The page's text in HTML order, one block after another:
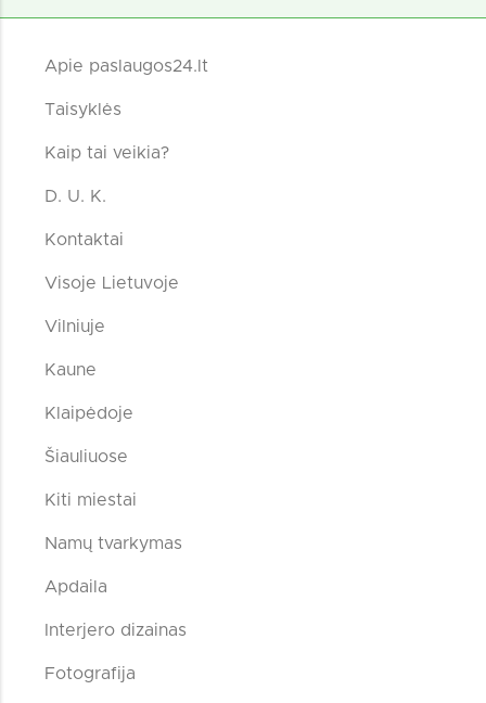
Apie paslaugos24.lt
Taisyklės
Kaip tai veikia?
D. U. K.
Kontaktai
Visoje Lietuvoje
Vilniuje
Kaune
Klaipėdoje
Šiauliuose
Kiti miestai
Namų tvarkymas
Apdaila
Interjero dizainas
Fotografija